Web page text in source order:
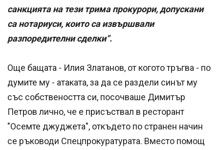
санкцията на тези трима прокурори, допускани
са нотариуси, които са извършвали
разпоредителни сделки“.
Още бащата - Илия Златанов, от когото тръгва - по
думите му - атаката, за да се раздели синът му
със собствеността си, посочваше Димитър
Петров лично, че е присъствал в ресторант
"Осемте джуджета", откъдето по странен начин
се ръководи Спецпрокуратурата. Вместо помощ